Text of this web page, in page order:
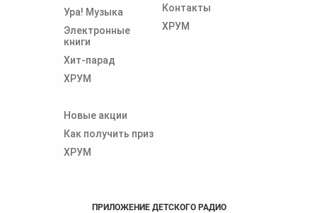
Ура! Музыка
Электронные
книги
Хит-парад
ХРУМ
Контакты
ХРУМ
Новые акции
Как получить приз
ХРУМ
ПРИЛОЖЕНИЕ ДЕТСКОГО РАДИО